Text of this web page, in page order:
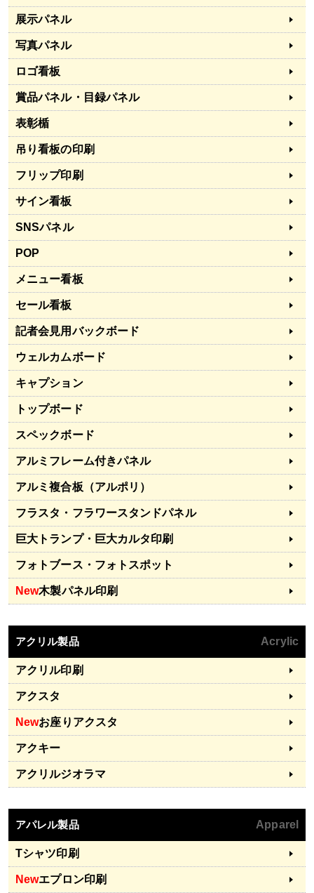
展示パネル
写真パネル
ロゴ看板
賞品パネル・目録パネル
表彰楯
吊り看板の印刷
フリップ印刷
サイン看板
SNSパネル
POP
メニュー看板
セール看板
記者会見用バックボード
ウェルカムボード
キャプション
トップボード
スペックボード
アルミフレーム付きパネル
アルミ複合板（アルポリ）
フラスタ・フラワースタンドパネル
巨大トランプ・巨大カルタ印刷
フォトブース・フォトスポット
New木製パネル印刷
アクリル製品 Acrylic
アクリル印刷
アクスタ
Newお座りアクスタ
アクキー
アクリルジオラマ
アパレル製品 Apparel
Tシャツ印刷
Newエプロン印刷